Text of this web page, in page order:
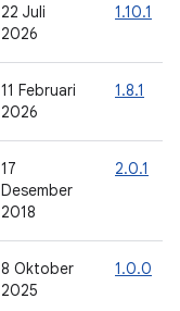
22 Juli
2026
1.10.1
11 Februari
2026
1.8.1
17
Desember
2018
2.0.1
8 Oktober
2025
1.0.0